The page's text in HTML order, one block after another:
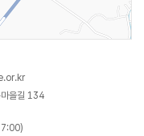
마을길 134